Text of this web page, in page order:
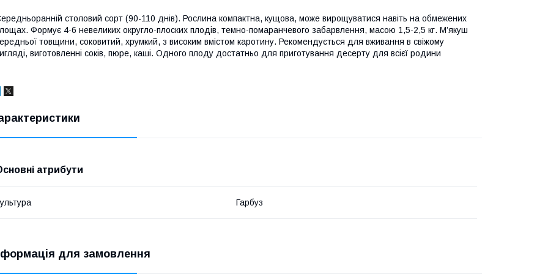
столовий сорт (90-110 днів). Рослина компактна, кущова, може вирощуватися навіть на обмежених
Формує 4-6 невеликих округло-плоских плодів, темно-помаранчевого забарвлення, масою 1,5-2,5 кг. М’якуш
товщини, соковитий, хрумкий, з високим вмістом каротину. Рекомендується для вживання в свіжому
виготовленні соків, пюре, каші. Одного плоду достатньо для приготування десерту для всієї родини
атрибути
Гарбуз
для замовлення